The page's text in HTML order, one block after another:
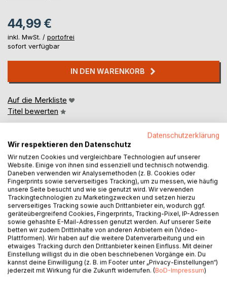
44,99 €
inkl. MwSt. / portofrei
sofort verfügbar
IN DEN WARENKORB
Auf die Merkliste
Titel bewerten
BESCHREIBUNG
In den 1970er Jahren wurde erstmals erkannt, dass
industrielle Relikte sowie Industrielandschaften für die
Freizeitgestaltung und den Tourismus attraktiv sind. Das
Image der Industrie ist u. a. durch Umweltverschmutzungen
negativ belastet und wird nicht mit Tourismus und Erholung
assoziiert. Da Leipzig einst ein wichtiges Industriezentrum
Datenschutzerklärung
Wir respektieren den Datenschutz
Wir nutzen Cookies und vergleichbare Technologien auf unserer
Website. Einige von ihnen sind essenziell und technisch notwendig.
Daneben verwenden wir Analysemethoden (z. B. Cookies oder
Fingerprints sowie serverseitiges Tracking), um zu messen, wie häufig
unsere Seite besucht und wie sie genutzt wird. Wir verwenden
Trackingtechnologien zu Marketingzwecken und setzen hierzu
serverseitiges Tracking sowie auch Drittanbieter ein, wodurch ggf.
geräteübergreifend Cookies, Fingerprints, Tracking-Pixel, IP-Adressen
sowie gehashte E-Mail-Adressen genutzt werden. Auf unserer Seite
betten wir zudem Drittinhalte von anderen Anbietern ein (Video-
Plattformen). Wir haben auf die weitere Datenverarbeitung und ein
etwaiges Tracking durch den Drittanbieter keinen Einfluss. Mit deiner
Einstellung willigst du in die oben beschriebenen Vorgänge ein. Du
kannst deine Einwilligung (z. B. im Footer unter „Privacy-Einstellungen“)
jederzeit mit Wirkung für die Zukunft widerrufen. (BoD-Impressum)